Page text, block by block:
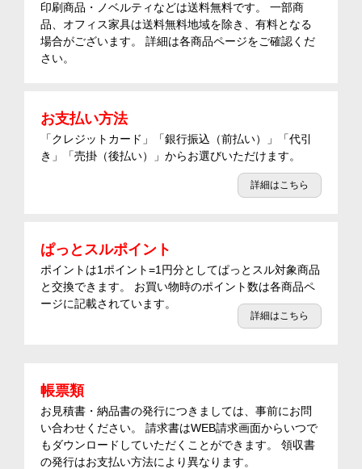
印刷商品・ノベルティなどは送料無料です。 一部商
品、オフィス家具は送料無料地域を除き、有料となる
場合がございます。 詳細は各商品ページをご確認くだ
さい。
お支払い方法
「クレジットカード」「銀行振込（前払い）」「代引
き」「売掛（後払い）」からお選びいただけます。
詳細はこちら
ぱっとスルポイント
ポイントは1ポイント=1円分としてぱっとスル対象商品
と交換できます。 お買い物時のポイント数は各商品ペ
ージに記載されています。
詳細はこちら
帳票類
お見積書・納品書の発行につきましては、事前にお問
い合わせください。 請求書はWEB請求画面からいつで
もダウンロードしていただくことができます。 領収書
の発行はお支払い方法により異なります。